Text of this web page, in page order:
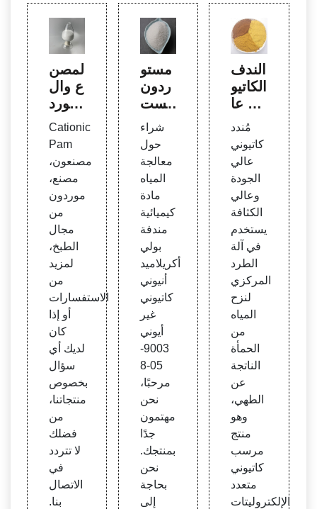
المصن
ع وال
مورد
للطبخ
الموج
| Taix
u
Cationic
Pam
مصنعون،
مصنع،
موردون
من
مجال
الطبخ،
لمزيد
من
الاستفسارات
أو إذا
كان
لديك أي
سؤال
بخصوص
منتجاتنا،
من
فضلك
لا تتردد
في
الاتصال
بنا.
مستو
ردون
ومست
وردو
مادة ا
لبولي
أكريلا
ميد م
شتري
بولي أ
كريلام
يد
شراء
حول
معالجة
المياه
مادة
كيميائية
مندفة
بولي
أكريلاميد
أنيوني
كاتيوني
غير
أيوني
9003-
05-8
مرحبًا،
نحن
مهتمون
جدًا
بمنتجك.
نحن
بحاجة
إلى
الندف
الكاتيو
ني عا
لي ال
كثافة
المست
خدم ف
ي نز
ح المي
الحمأ
ة في
آلة ال
طرد ا
لمركز
ي - م
واد كي
ميائية
وتنقية
المياه
عالية
الجود
ة عام
ل إزال
ة لون
الماء
مُندد
كاتيوني
عالي
الجودة
وعالي
الكثافة
يستخدم
في آلة
الطرد
المركزي
لنزح
المياه
من
الحمأة
الناتجة
عن
الطهي،
وهو
منتج
مرسب
كاتيوني
متعدد
الإلكتروليتات